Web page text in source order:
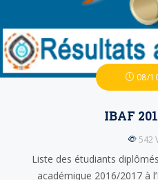
08/
IBAF
542
Liste des étudiants
académique 2016/2017 à